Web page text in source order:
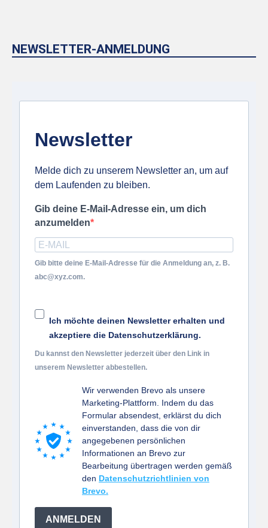
NEWSLETTER-ANMELDUNG
Newsletter
Melde dich zu unserem Newsletter an, um auf
dem Laufenden zu bleiben.
Gib deine E-Mail-Adresse ein, um dich
anzumelden
Gib bitte deine E-Mail-Adresse für die Anmeldung an, z. B.
abc@xyz.com.
Ich möchte deinen Newsletter erhalten und
akzeptiere die Datenschutzerklärung.
Du kannst den Newsletter jederzeit über den Link in
unserem Newsletter abbestellen.
Wir verwenden Brevo als unsere
Marketing-Plattform. Indem du das
Formular absendest, erklärst du dich
einverstanden, dass die von dir
angegebenen persönlichen
Informationen an Brevo zur
Bearbeitung übertragen werden gemäß
den Datenschutzrichtlinien von
Brevo.
ANMELDEN